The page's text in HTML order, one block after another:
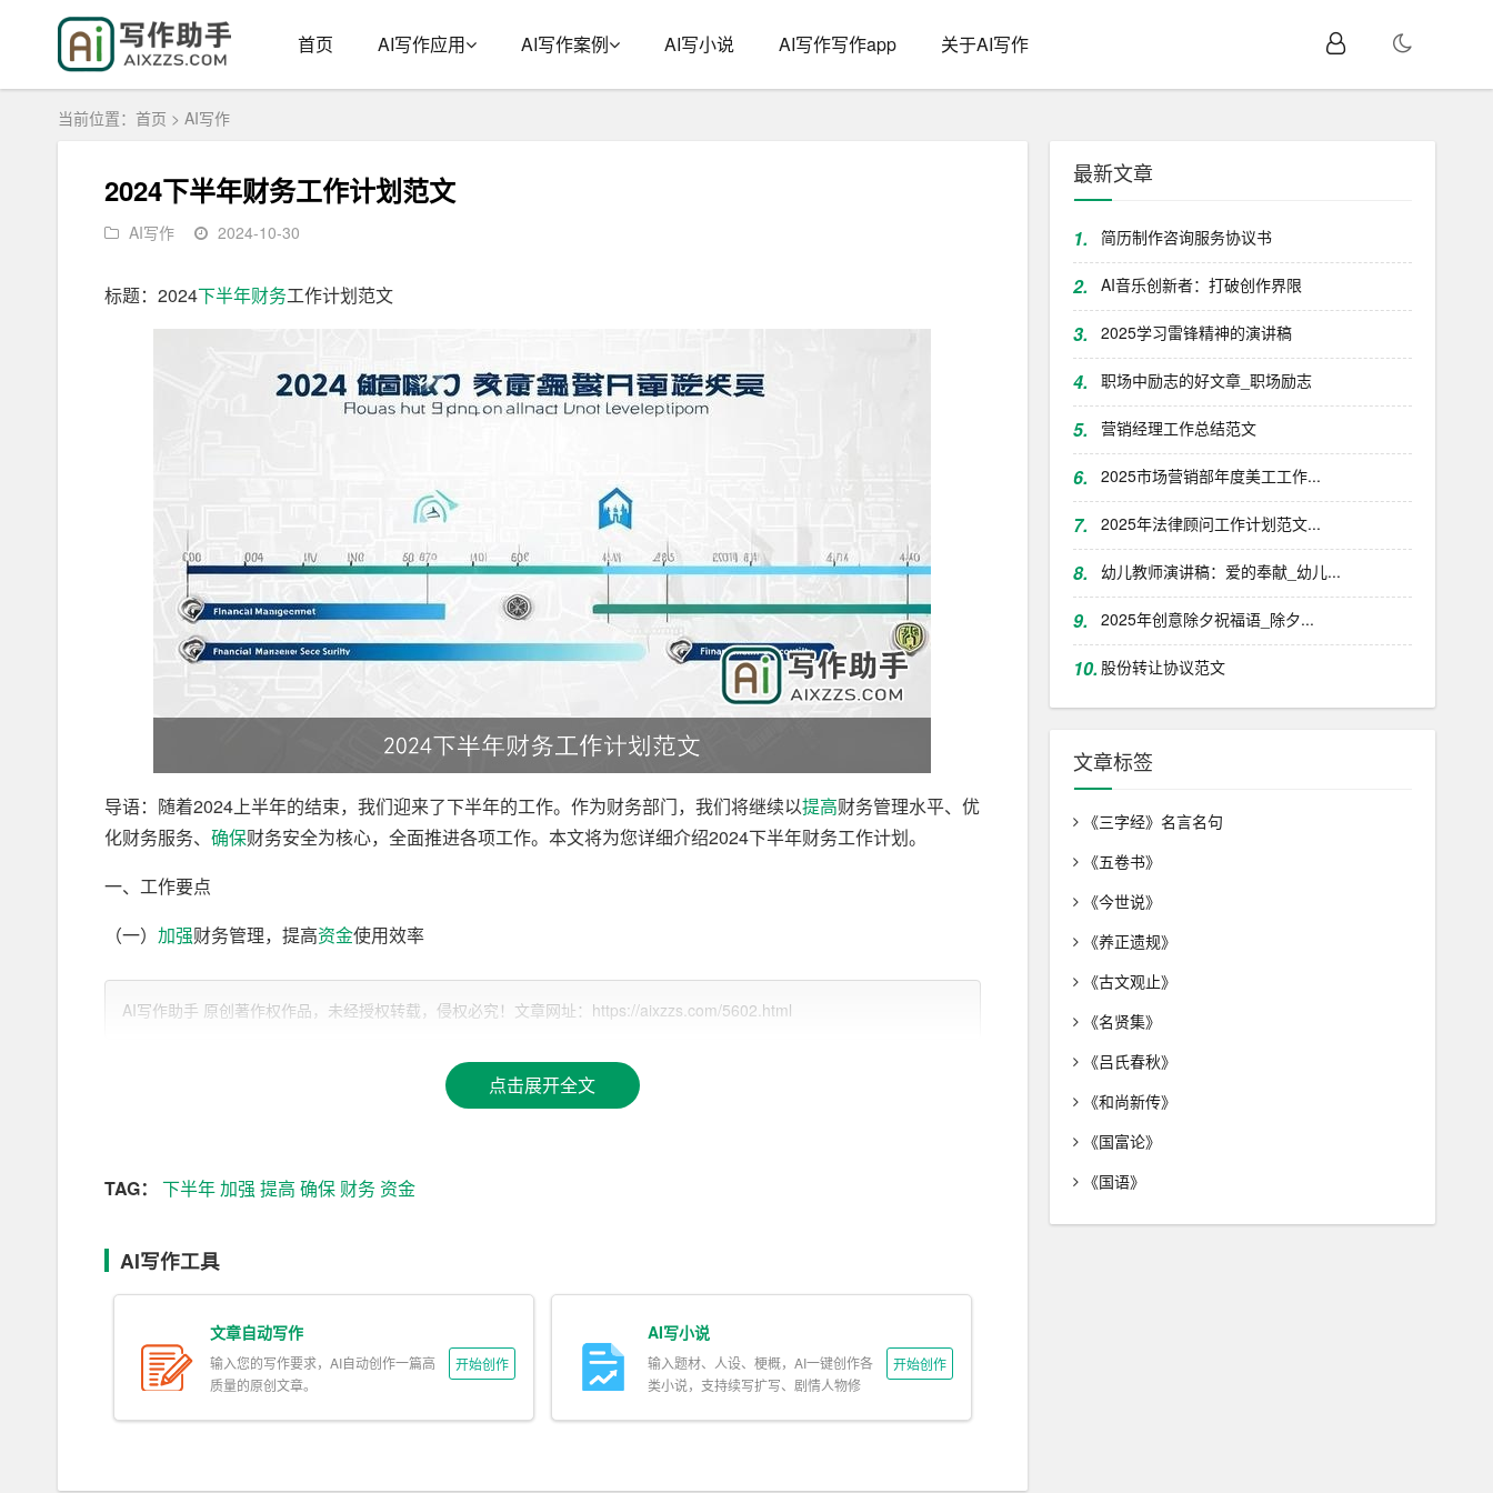
首页 AI写作应用 AI写作案例 AI写小说 AI写作写作app 关于AI写作
当前位置： 首页 > AI写作
2024下半年财务工作计划范文
AI写作 2024-10-30
标题：2024下半年财务工作计划范文
导语：随着2024上半年的结束，我们迎来了下半年的工作。作为财务部门，我们将继续以提高财务管理水平、优
化财务服务、 确保财务安全为核心，全面推进各项工作。本文将为您详细介绍2024下半年财务工作计划。
一、工作要点
（一） 加强财务管理，提高资金使用效率
1. 完善财务管理制度，确保财务工作规范化、制度化。
3. 加强资金监管，规范资金使用，防范资金风险。
（二）优化财务服务，提升企业竞争力
2. 优化财务报告体系，提高财务信息质量。
3. 加快财务审批流程，提高财务服务效率。
4. 深入开展财务培训，提升财务人员业务素质。
（三）确保财务安全，防范财务风险
AI写作助手 原创著作权作品，未经授权转载，侵权必究！文章网址：https://aixzzs.com/5602.html
点击展开全文
TAG： 下半年加强 提高 确保 财务 资金
AI写作工具
文章自动写作
输入您的写作要求，AI自动创作一篇高
质量的原创文章。
开始创作
AI写小说
输入题材、人设、梗概，AI一键创作各
类小说，支持续写扩写、剧情人物修
开始创作
最新文章
1. 简历制作咨询服务协议书
2. AI音乐创新者：打破创作界限
3. 2025学习雷锋精神的演讲稿
4. 职场中励志的好文章_职场励志
5. 营销经理工作总结范文
6. 2025市场营销部年度美工工作...
7. 2025年法律顾问工作计划范文...
8. 幼儿教师演讲稿：爱的奉献_幼儿...
9. 2025年创意除夕祝福语_除夕...
10. 股份转让协议范文
文章标签
《三字经》名言名句
《五卷书》
《今世说》
《养正遗规》
《古文观止》
《名贤集》
《吕氏春秋》
《和尚新传》
《国富论》
《国语》